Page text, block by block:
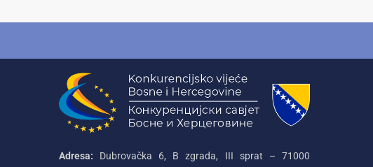
Adresa: Dubrovačka 6, B zgrada, III sprat – 71000‌